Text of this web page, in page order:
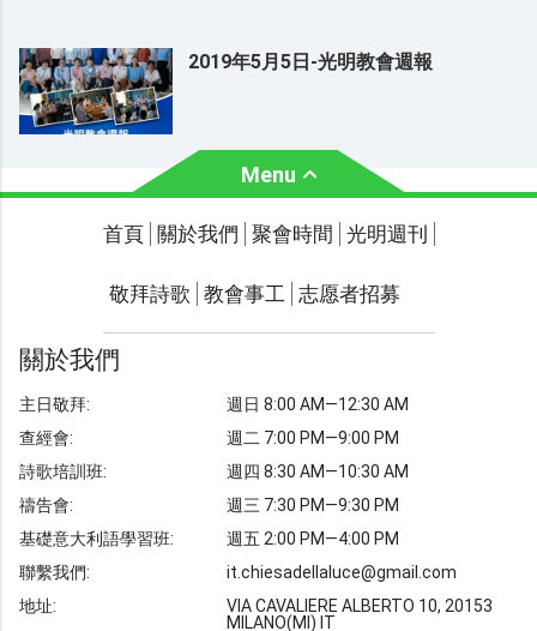
2019年5月5日-光明教會週報
Menu
關於我們 聚會時間
光明週刊 學習聖經
聖經故事
敬拜詩歌 圖庫
聖經金句
教會事工 志愿者招募
首頁 關於我們 聚會時間 光明週刊
敬拜詩歌 教會事工 志愿者招募
關於我們
主日敬拜:
查經會:
詩歌培訓班:
禱告會:
基礎意大利語學習班:
聯繫我們:
地址:
週日 8:00 AM—12:30 AM
週二 7:00 PM—9:00 PM
週四 8:30 AM—10:30 AM
週三 7:30 PM—9:30 PM
週五 2:00 PM—4:00 PM
it.chiesadellaluce@gmail.com
VIA CAVALIERE ALBERTO 10, 20153
MILANO(MI) IT